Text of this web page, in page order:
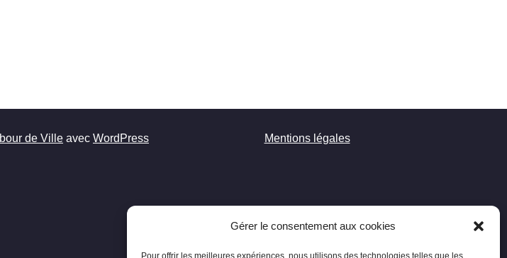
Gérer le consentement aux cookies
Pour offrir les meilleures expériences, nous utilisons des technologies telles que les
de Ville avec WordPress Mentions légales